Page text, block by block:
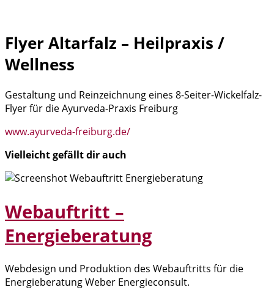
Flyer Altarfalz – Heilpraxis /
Wellness
Gestaltung und Reinzeichnung eines 8-Seiter-Wickelfalz-
Flyer für die Ayurveda-Praxis Freiburg
www.ayurveda-freiburg.de/
Vielleicht gefällt dir auch
Webauftritt –
Energieberatung
Webdesign und Produktion des Webauftritts für die
Energieberatung Weber Energieconsult.